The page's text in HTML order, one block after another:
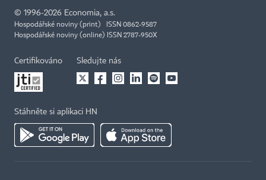
© 1996-2026 Economia, a.s.
Hospodářské noviny (print) ISSN 0862-9587
Hospodářské noviny (online) ISSN 2787-950X
Certifikováno Sledujte nás
Stáhněte si aplikaci HN